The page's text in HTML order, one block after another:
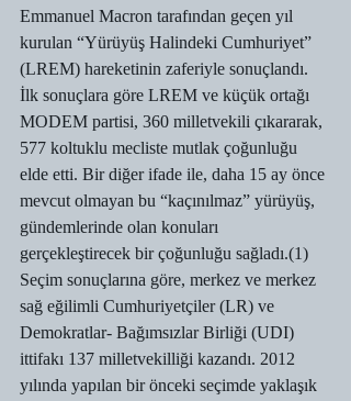
Emmanuel Macron tarafından geçen yıl
kurulan “Yürüyüş Halindeki Cumhuriyet”
(LREM) hareketinin zaferiyle sonuçlandı.
İlk sonuçlara göre LREM ve küçük ortağı
MODEM partisi, 360 milletvekili çıkararak,
577 koltuklu mecliste mutlak çoğunluğu
elde etti. Bir diğer ifade ile, daha 15 ay önce
mevcut olmayan bu “kaçınılmaz” yürüyüş,
gündemlerinde olan konuları
gerçekleştirecek bir çoğunluğu sağladı.(1)
Seçim sonuçlarına göre, merkez ve merkez
sağ eğilimli Cumhuriyetçiler (LR) ve
Demokratlar- Bağımsızlar Birliği (UDI)
ittifakı 137 milletvekilliği kazandı. 2012
yılında yapılan bir önceki seçimde yaklaşık